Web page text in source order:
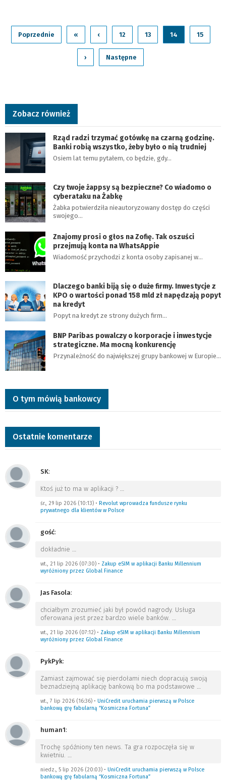
Poprzednie « ‹ 12 13 14 15
› Następne
Zobacz również
Rząd radzi trzymać gotówkę na czarną godzinę.
Banki robią wszystko, żeby było o nią trudniej
Osiem lat temu pytałem, co będzie, gdy…
Czy twoje żappsy są bezpieczne? Co wiadomo o
cyberataku na Żabkę
Żabka potwierdziła nieautoryzowany dostęp do części
swojego…
Znajomy prosi o głos na Zofię. Tak oszuści
przejmują konta na WhatsAppie
Wiadomość przychodzi z konta osoby zapisanej w…
Dlaczego banki biją się o duże firmy. Inwestycje z
KPO o wartości ponad 158 mld zł napędzają popyt
na kredyt
Popyt na kredyt ze strony dużych firm…
BNP Paribas powalczy o korporacje i inwestycje
strategiczne. Ma mocną konkurencję
Przynależność do największej grupy bankowej w Europie…
O tym mówią bankowcy
Ostatnie komentarze
SK:
Ktoś już to ma w aplikacji ? …
śr., 29 lip 2026 (10:13) • Revolut wprowadza fundusze rynku
prywatnego dla klientów w Polsce
gość:
dokładnie …
wt., 21 lip 2026 (07:30) • Zakup eSIM w aplikacji Banku Millennium
wyróżniony przez Global Finance
Jas Fasola:
chciałbym zrozumieć jaki był powód nagrody. Usługa
oferowana jest przez bardzo wiele banków. …
wt., 21 lip 2026 (07:12) • Zakup eSIM w aplikacji Banku Millennium
wyróżniony przez Global Finance
PykPyk:
Zamiast zajmować się pierdołami niech dopracują swoją
beznadziejną aplikację bankową bo ma podstawowe …
wt., 7 lip 2026 (16:36) • UniCredit uruchamia pierwszą w Polsce
bankową grę fabularną “Kosmiczna Fortuna”
human1:
Trochę spóźniony ten news. Ta gra rozpoczęła się w
kwietniu. …
niedz., 5 lip 2026 (20:03) • UniCredit uruchamia pierwszą w Polsce
bankową grę fabularną “Kosmiczna Fortuna”